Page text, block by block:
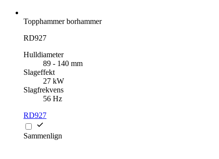
Topphammer borhammer
RD927
Hulldiameter
89 - 140 mm
Slageffekt
27 kW
Slagfrekvens
56 Hz
RD927
Sammenlign